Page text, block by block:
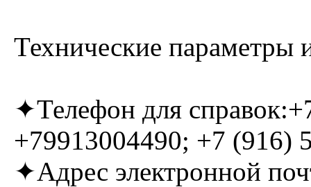
Технические параметры
✦Телефон для
+79913004490; +7 (916)
✦Адрес электронной